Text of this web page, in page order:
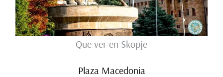
Que ver en Skopje
Plaza Macedonia